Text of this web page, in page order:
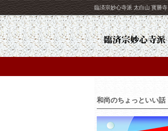
臨済宗妙心寺派 太白山 寳勝寺
和尚のちょっといい話